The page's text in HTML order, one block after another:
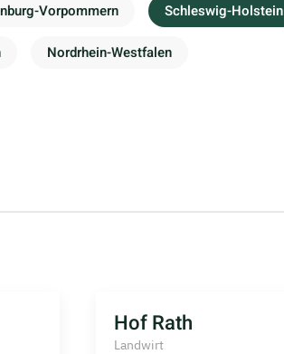
Vorpommern Schleswig-Holstein
Nordrhein-Westfalen
Hof Rath
Landwirt